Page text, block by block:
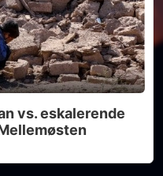
vs. eskalerende